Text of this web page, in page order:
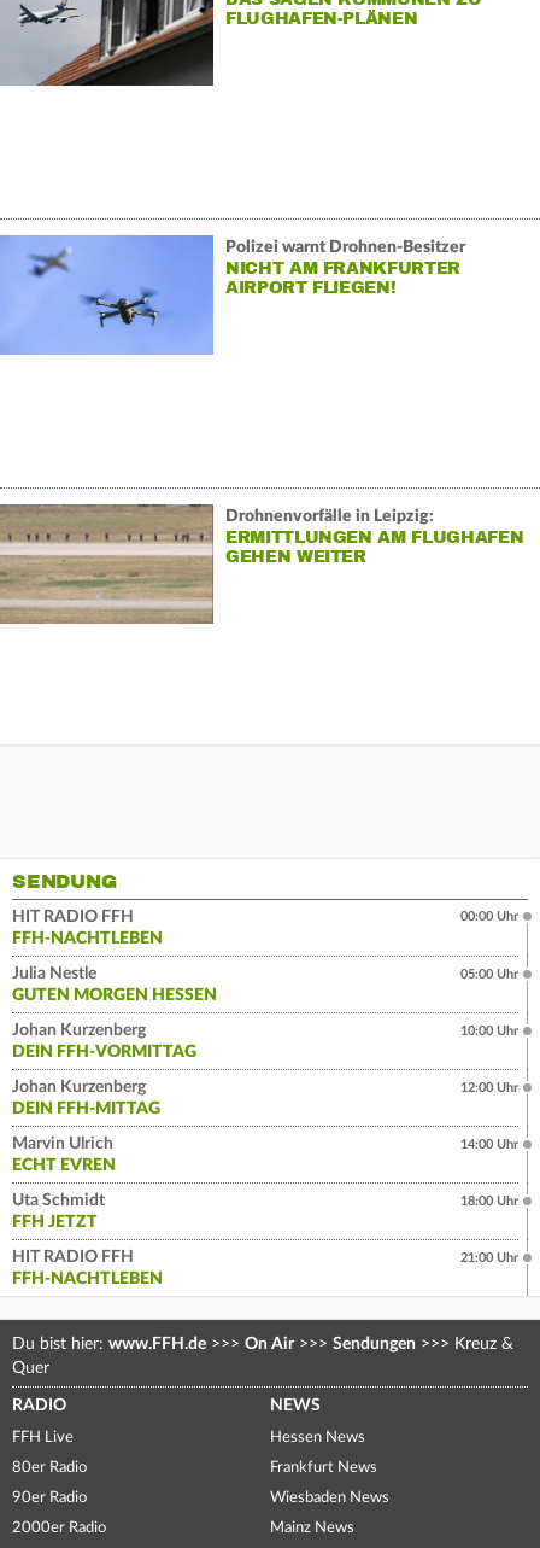
FLUGHAFEN-PLÄNEN
Polizei warnt Drohnen-Besitzer
NICHT AM FRANKFURTER
AIRPORT FLIEGEN!
Drohnenvorfälle in Leipzig:
ERMITTLUNGEN AM FLUGHAFEN
GEHEN WEITER
SENDUNG
HIT RADIO FFH
FFH-NACHTLEBEN
00:00 Uhr
Julia Nestle
GUTEN MORGEN HESSEN
05:00 Uhr
Johan Kurzenberg
DEIN FFH-VORMITTAG
10:00 Uhr
Johan Kurzenberg
DEIN FFH-MITTAG
12:00 Uhr
Marvin Ulrich
ECHT EVREN
14:00 Uhr
Uta Schmidt
FFH JETZT
18:00 Uhr
HIT RADIO FFH
FFH-NACHTLEBEN
21:00 Uhr
Du bist hier: www.FFH.de >>> On Air >>> Sendungen >>> Kreuz &
Quer
RADIO
FFH Live
80er Radio
90er Radio
2000er Radio
NEWS
Hessen News
Frankfurt News
Wiesbaden News
Mainz News